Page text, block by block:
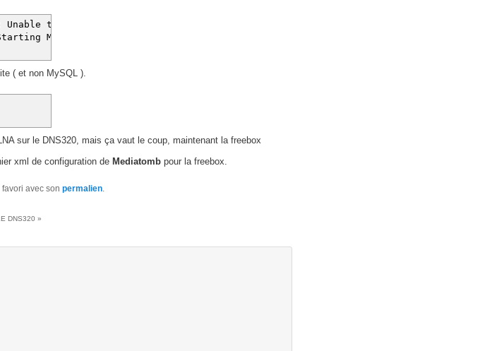
Unable to open pidfile for writing /ffp/var/run/minidlna/minidlna.pid: No such file
MiniDLNA version 1.1.0-cvs [SQLite 3.5.6].
( et non MySQL ).
sur le DNS320, mais ça vaut le coup, maintenant la freebox
xml de configuration de Mediatombpour la freebox.
favori avec sonpermalien
DNS320 »